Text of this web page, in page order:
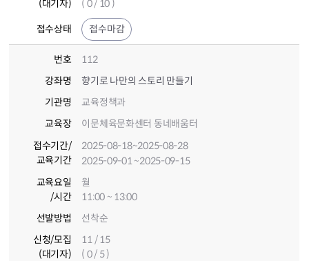
(대기자)
( 0 / 10 )
접수상태 접수마감
번호
112
강좌명
향기로 나만의 스토리 만들기
기관명
교육정책과
교육장
이문체육문화센터 동네배움터
접수기간/
교육기간
2025-08-18~2025-08-28
2025-09-01~2025-09-15
교육요일
/시간
월
11:00 ~ 13:00
선발방법
선착순
신청/모집
(대기자)
11 / 15
( 0 / 5 )